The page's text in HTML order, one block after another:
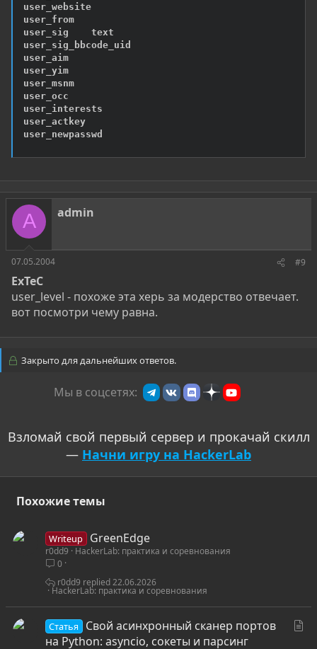
user_website
user_from
user_sig	text
user_sig_bbcode_uid
user_aim
user_yim
user_msnm
user_occ
user_interests
user_actkey
user_newpasswd
A admin
07.05.2004 #9
ExTeC
user_level - похоже эта херь за модерство отвечает.
вот посмотри чему равна.
Закрыто для дальнейших ответов.
Мы в соцсетях:
Взломай свой первый сервер и прокачай скилл
— Начни игру на HackerLab
Похожие темы
Writeup GreenEdge
r0dd9
HackerLab: практика и соревнования
0
HackerLab: практика и соревнования
22.06.2026
r0dd9
Статья
Свой асинхронный сканер портов
на Python: asyncio, сокеты и парсинг